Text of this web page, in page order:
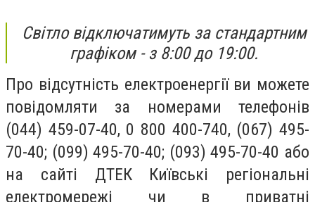
Світло відключатимуть за стандартним
графіком - з 8:00 до 19:00.
Про відсутність електроенергії ви можете
повідомляти за номерами телефонів
(044) 459-07-40, 0 800 400-740, (067) 495-
70-40; (099) 495-70-40; (093) 495-70-40 або
на сайті ДТЕК Київські регіональні
електромережі чи в приватні